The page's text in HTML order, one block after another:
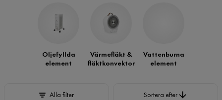
Oljefyllda
element
Värmefläkt &
fläktkonvektor
Vattenburna
element
Alla filter Sortera efter